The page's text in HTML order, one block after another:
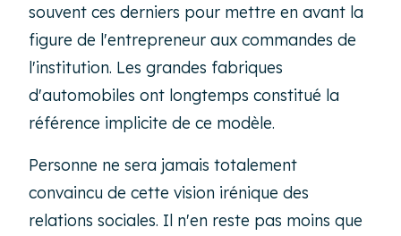
souvent ces derniers pour mettre en avant la
figure de l'entrepreneur aux commandes de
l'institution. Les grandes fabriques
d'automobiles ont longtemps constitué la
référence implicite de ce modèle.
Personne ne sera jamais totalement
convaincu de cette vision irénique des
relations sociales. Il n'en reste pas moins que